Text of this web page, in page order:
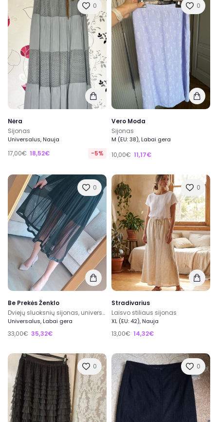
0
Nėra
Sijonas
Universalus, Nauja
17,00€ 18,52€ -5%
0
Vero Moda
Sijonas
M (EU: 38), Labai gera
10,00€ 11,17€
0
Be Prekės Ženklo
Dviejų sluoksnių sijonas, universalus dydis
Universalus, Labai gera
33,00€ 35,32€
0
Stradivarius
Laisvo stiliaus sijonas
XL (EU: 42), Nauja
13,00€ 14,32€
0 0